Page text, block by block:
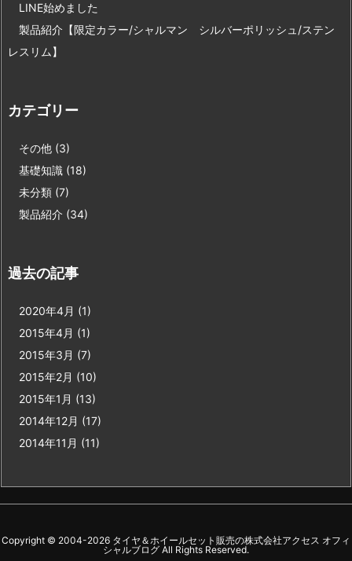
LINE始めました
製品紹介【限定カラー/シャルマン シルバーポリッシュ/ステン
レスリム】
カテゴリー
その他 (3)
基礎知識 (18)
未分類 (7)
製品紹介 (34)
過去の記事
2020年4月 (1)
2015年4月 (1)
2015年3月 (7)
2015年2月 (10)
2015年1月 (13)
2014年12月 (17)
2014年11月 (11)
Copyright © 2004-2026 タイヤ＆ホイールセット販売の株式会社アクセス オフィ
シャルブログ All Rights Reserved.